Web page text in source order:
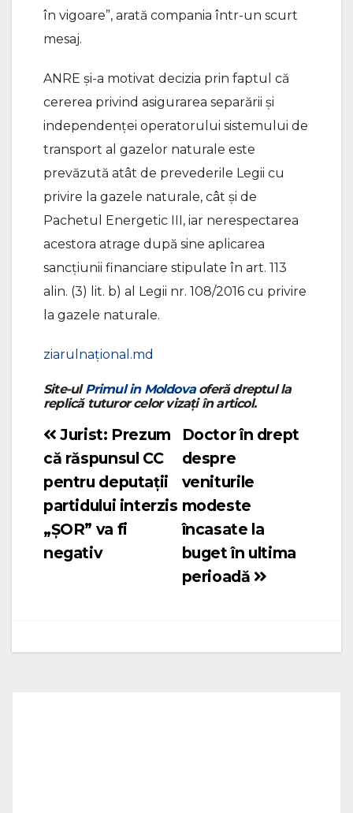
în vigoare”, arată compania într-un scurt
mesaj.
ANRE și-a motivat decizia prin faptul că
cererea privind asigurarea separării și
independenței operatorului sistemului de
transport al gazelor naturale este
prevăzută atât de prevederile Legii cu
privire la gazele naturale, cât și de
Pachetul Energetic III, iar nerespectarea
acestora atrage după sine aplicarea
sancțiunii financiare stipulate în art. 113
alin. (3) lit. b) al Legii nr. 108/2016 cu privire
la gazele naturale.
ziarulnațional.md
Site-ulPrimul in Moldovaoferă dreptul la
replică tuturor celor vizați în articol.
Navigare
în
articole
Doctor în drept
despre
veniturile
modeste
încasate la
buget în ultima
perioadă
Jurist: Prezum
că răspunsul CC
pentru deputații
partidului interzis
„ȘOR” va fi
negativ